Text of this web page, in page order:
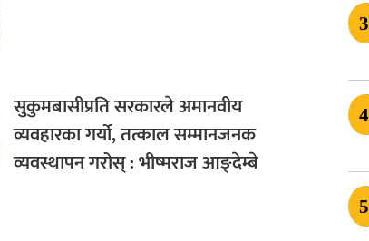
सुकुमबासीप्रति सरकारले अमानवीय
व्यवहारका गर्यो, तत्काल सम्मानजनक
व्यवस्थापन गरोस् : भीष्मराज आङ्देम्बे
3
4
5